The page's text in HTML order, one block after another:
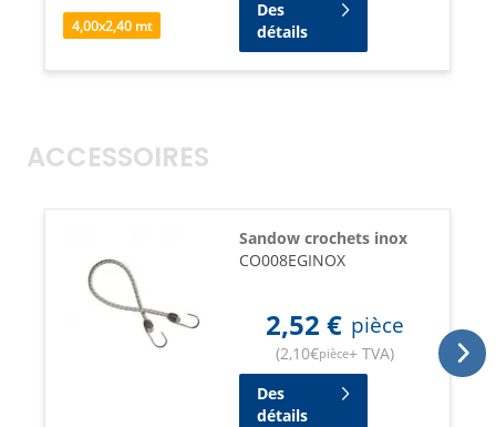
4,00x2,40 mt
Des
détails
ACCESSOIRES
Sandow crochets inox
CO008EGINOX
2,52 € pièce
(2,10€pièce+ TVA)
Des
détails